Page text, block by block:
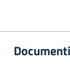
Documenti